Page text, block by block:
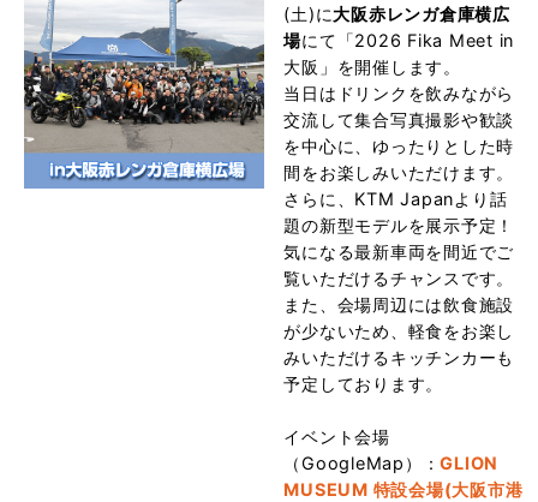
(土)に大阪赤レンガ倉庫横広
場にて「2026 Fika Meet in
大阪」を開催します。
当日はドリンクを飲みながら
交流して集合写真撮影や歓談
を中心に、ゆったりとした時
間をお楽しみいただけます。
さらに、KTM Japanより話
題の新型モデルを展示予定！
気になる最新車両を間近でご
覧いただけるチャンスです。
また、会場周辺には飲食施設
が少ないため、軽食をお楽し
みいただけるキッチンカーも
予定しております。
イベント会場
（GoogleMap）：GLION
MUSEUM 特設会場(大阪市港